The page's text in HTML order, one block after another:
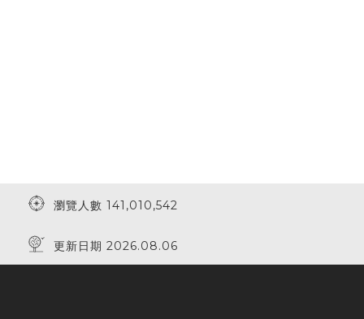
瀏覽人數 141,010,542
更新日期 2026.08.06